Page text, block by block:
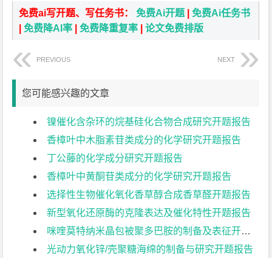
免费ai写开题、写任务书：免费Ai开题 |免费Ai任务书
|免费降AI率 |免费降重复率 |论文免费排版
PREVIOUS NEXT
您可能感兴趣的文章
镍催化含杂环的烷基硅化合物合成研究开题报告
香樟叶中木脂素苷类成分的化学研究开题报告
丁公藤的化学成分研究开题报告
香樟叶中黄酮苷类成分的化学研究开题报告
选择性生物催化氧化香草醇合成香草醛开题报告
新型氧化还原酶的克隆表达及催化特性开题报告
咪喹莫特纳米晶包被聚多巴胺的制备及表征开题报告
光动力氧化锌/壳聚糖海绵的制备与研究开题报告